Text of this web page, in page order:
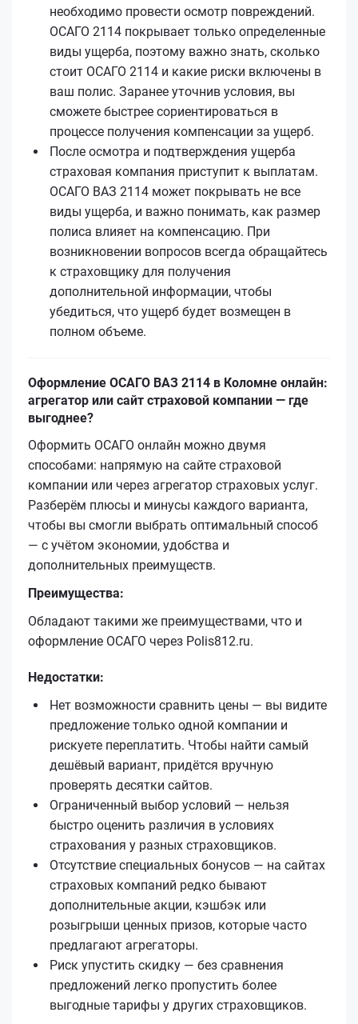
необходимо провести осмотр повреждений.
ОСАГО 2114 покрывает только определенные
виды ущерба, поэтому важно знать, сколько
стоит ОСАГО 2114 и какие риски включены в
ваш полис. Заранее уточнив условия, вы
сможете быстрее сориентироваться в
процессе получения компенсации за ущерб.
После осмотра и подтверждения ущерба
страховая компания приступит к выплатам.
ОСАГО ВАЗ 2114 может покрывать не все
виды ущерба, и важно понимать, как размер
полиса влияет на компенсацию. При
возникновении вопросов всегда обращайтесь
к страховщику для получения
дополнительной информации, чтобы
убедиться, что ущерб будет возмещен в
полном объеме.
Оформление ОСАГО ВАЗ 2114 в Коломне онлайн:
агрегатор или сайт страховой компании — где
выгоднее?
Оформить ОСАГО онлайн можно двумя
способами: напрямую на сайте страховой
компании или через агрегатор страховых услуг.
Разберём плюсы и минусы каждого варианта,
чтобы вы смогли выбрать оптимальный способ
— с учётом экономии, удобства и
дополнительных преимуществ.
Преимущества:
Обладают такими же преимуществами, что и
оформление ОСАГО через Polis812.ru.
Недостатки:
Нет возможности сравнить цены — вы видите
предложение только одной компании и
рискуете переплатить. Чтобы найти самый
дешёвый вариант, придётся вручную
проверять десятки сайтов.
Ограниченный выбор условий — нельзя
быстро оценить различия в условиях
страхования у разных страховщиков.
Отсутствие специальных бонусов — на сайтах
страховых компаний редко бывают
дополнительные акции, кэшбэк или
розыгрыши ценных призов, которые часто
предлагают агрегаторы.
Риск упустить скидку — без сравнения
предложений легко пропустить более
выгодные тарифы у других страховщиков.